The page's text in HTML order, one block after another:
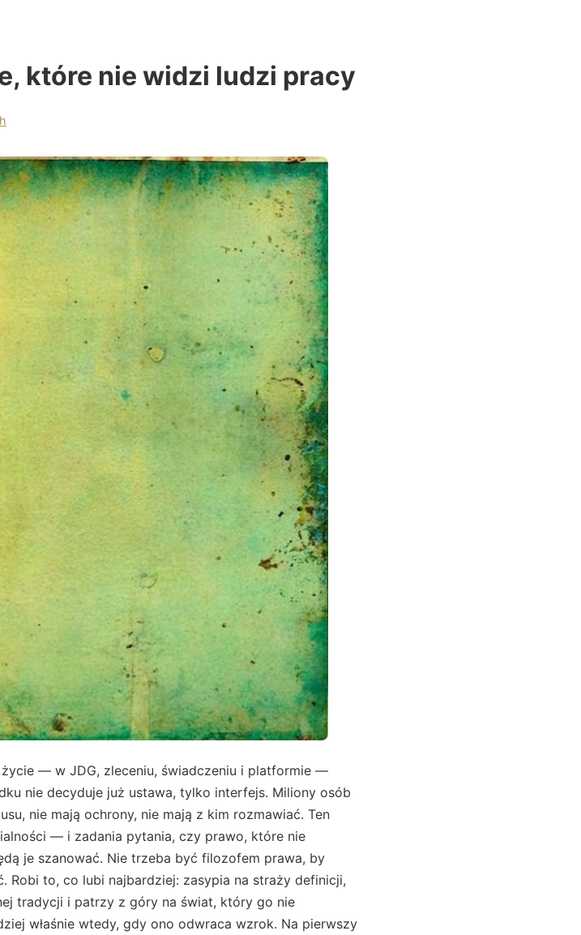
które nie widzi ludzi pracy
— w JDG, zleceniu, świadczeniu i platformie —
nie decyduje już ustawa, tylko interfejs. Miliony osób
nie mają ochrony, nie mają z kim rozmawiać. Ten
— i zadania pytania, czy prawo, które nie
je szanować. Nie trzeba być filozofem prawa, by
Robi to, co lubi najbardziej: zasypia na straży definicji,
tradycji i patrzy z góry na świat, który go nie
właśnie wtedy, gdy ono odwraca wzrok. Na pierwszy